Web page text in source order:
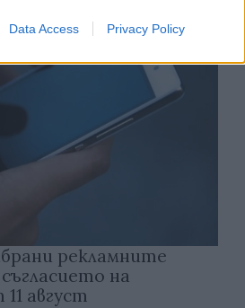
Data Access Privacy Policy
рекламните
на
август